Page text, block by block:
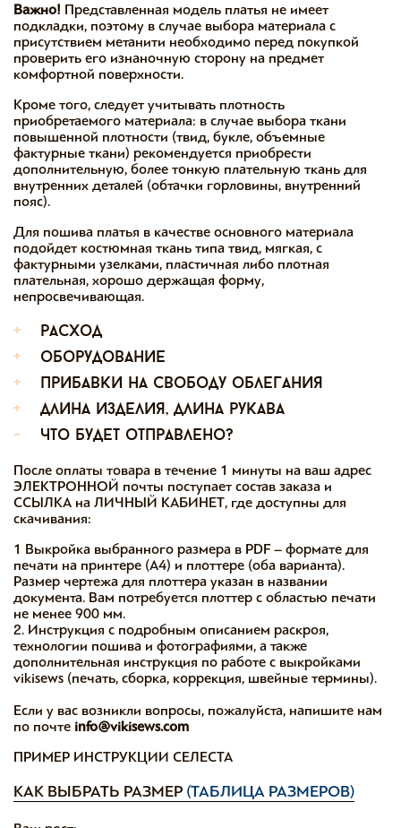
Важно! Представленная модель платья не имеет
подкладки, поэтому в случае выбора материала с
присутствием метанити необходимо перед покупкой
проверить его изнаночную сторону на предмет
комфортной поверхности.
Кроме того, следует учитывать плотность
приобретаемого материала: в случае выбора ткани
повышенной плотности (твид, букле, объемные
фактурные ткани) рекомендуется приобрести
дополнительную, более тонкую плательную ткань для
внутренних деталей (обтачки горловины, внутренний
пояс).
Для пошива платья в качестве основного материала
подойдет костюмная ткань типа твид, мягкая, с
фактурными узелками, пластичная либо плотная
плательная, хорошо держащая форму,
непросвечивающая.
+
расход
+
оборудование
+
прибавки на свободу облегания
+
длина изделия, длина рукава
-
что будет отправлено?
После оплаты товара в течение 1 минуты на ваш адрес
ЭЛЕКТРОННОЙ почты поступает состав заказа и
ССЫЛКА на ЛИЧНЫЙ КАБИНЕТ, где доступны для
скачивания:
1 Выкройка выбранного размера в PDF – формате для
печати на принтере (А4) и плоттере (оба варианта).
Размер чертежа для плоттера указан в названии
документа. Вам потребуется плоттер с областью печати
не менее 900 мм.
2. Инструкция с подробным описанием раскроя,
технологии пошива и фотографиями, а также
дополнительная инструкция по работе с выкройками
vikisews (печать, сборка, коррекция, швейные термины).
Если у вас возникли вопросы, пожалуйста, напишите нам
по почте info@vikisews.com
ПРИМЕР ИНСТРУКЦИИ СЕЛЕСТА
КАК ВЫБРАТЬ РАЗМЕР (ТАБЛИЦА РАЗМЕРОВ)